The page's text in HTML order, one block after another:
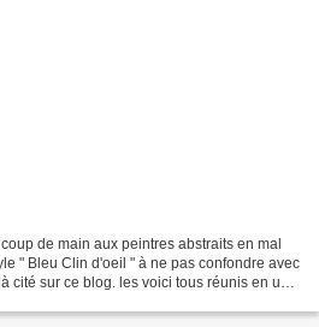
de main aux peintres abstraits en mal
" Bleu Clin d'oeil " à ne pas confondre avec
cité sur ce blog. les voici tous réunis en une